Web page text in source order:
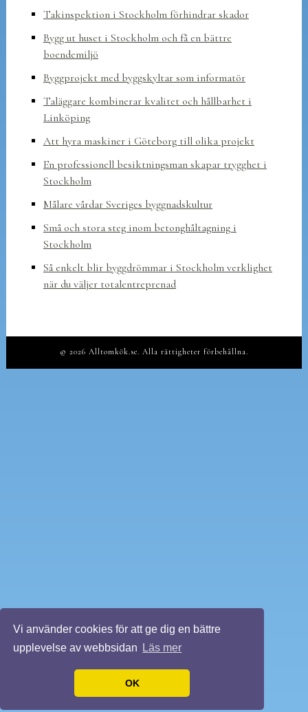
Vi använder cookies för att ge dig en bättre
upplevelse av webbsidan
Läs mer
OK
Takinspektion i Stockholm förhindrar skador
Bygg ut huset i Stockholm och få en bättre
boendemiljö
Byggprojekt med byggskyltar som informatör
Taläggare kombinerar kvalitet och hållbarhet i
Linköping
Att hyra maskiner i Göteborg till olika projekt
En professionell besiktningsman skapar trygghet i
Stockholm
Målare vårdar Sveriges byggnadskultur
Små och stora steg inom betonghåltagning i
Stockholm
Så enkelt blir byggdrömmar i Stockholm verklighet
när du väljer totalentreprenad
© 2026 Alltomkök.se. Alla rättigheter förbehållna.